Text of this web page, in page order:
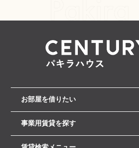
お部屋を借りたい
事業用賃貸を探す